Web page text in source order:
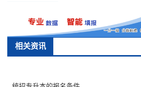
航
相关资讯